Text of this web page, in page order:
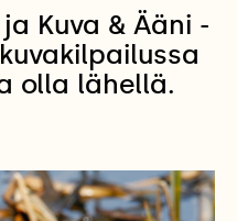
Kuva & Ääni -
olla lähellä.